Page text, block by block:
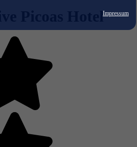
Impressum
Picoas Hotel